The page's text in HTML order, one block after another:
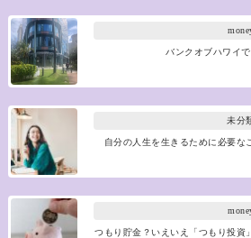
バンクオブハワイ
未分
自分の人生を生きるために必要な
つもり貯金？いえいえ「つもり投資